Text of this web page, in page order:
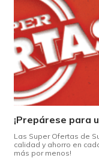
Las Super Ofertas de
calidad y ahorro en
más por menos!